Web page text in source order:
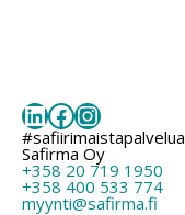
LinkedIn
Facebook
Instagram
#safiirimaistapalvelua
Safirma Oy
+358 20 719 1950
+358 400 533 774
myynti@safirma.fi